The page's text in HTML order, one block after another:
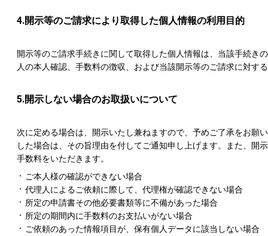
4.開示等のご請求により取得した個人情報の利用目的
開示等のご請求手続きに関して取得した個人情報は、当該手続き
人の本人確認、手数料の徴収、および当該開示等のご請求に対す
5.開示しない場合のお取扱いについて
次に定める場合は、開示いたし兼ねますので、予めご了承をお願
した場合は、その旨理由を付してご通知申し上げます。また、開
手数料をいただきます。
ご本人様の確認ができない場合
代理人によるご依頼に際して、代理権が確認できない場合
所定の申請書その他必要書類等に不備があった場合
所定の期間内に手数料のお支払いがない場合
ご依頼のあった情報項目が、保有個人データに該当しない場合